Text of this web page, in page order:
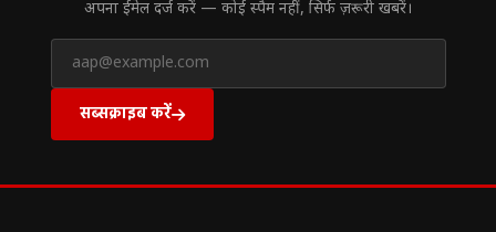
अपना ईमेल दर्ज करें — कोई स्पैम नहीं, सिर्फ ज़रूरी खबरें।
सब्सक्राइब करें